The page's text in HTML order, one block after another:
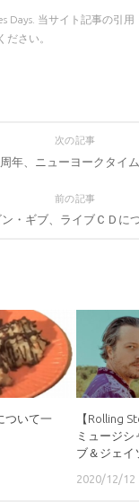
Days. 当サイト記事の引
ださい。
次の記事
年、ニューヨークタイ
前の記事
ン・ギブ、ライブＣＤに
ついて一
【Rolling
ミュージ
ブ＆ジェイ
2020/12/12